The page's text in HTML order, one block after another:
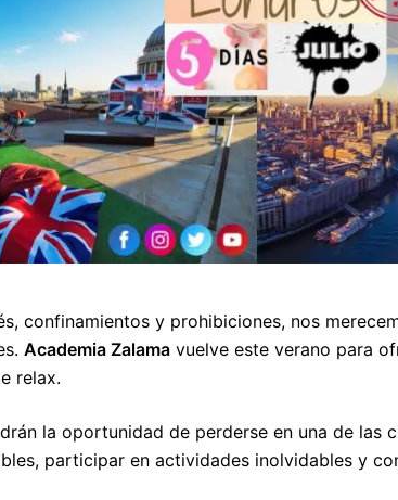
confinamientos y prohibiciones, nos
Academia Zalama vuelve este verano para
relax.
la oportunidad de perderse en una de las
participar en actividades inolvidables y